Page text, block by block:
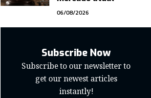
06/08/2026
Subscribe Now
Subscribe to our newsletter to
get our newest articles
instantly!